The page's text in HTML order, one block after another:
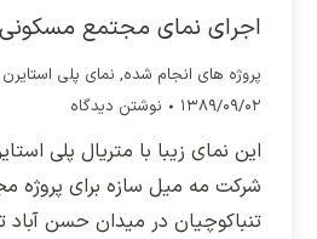
اجرای نمای مجتمع مسکونی
پروژه های انجام شده, نمای پلی استایرن
۱۳۸۹/۰۹/۰۲
نوشتن دیدگاه
شرکت مه میل سازه برای پروژه
تنباکوچیان در میدان حسن آباد